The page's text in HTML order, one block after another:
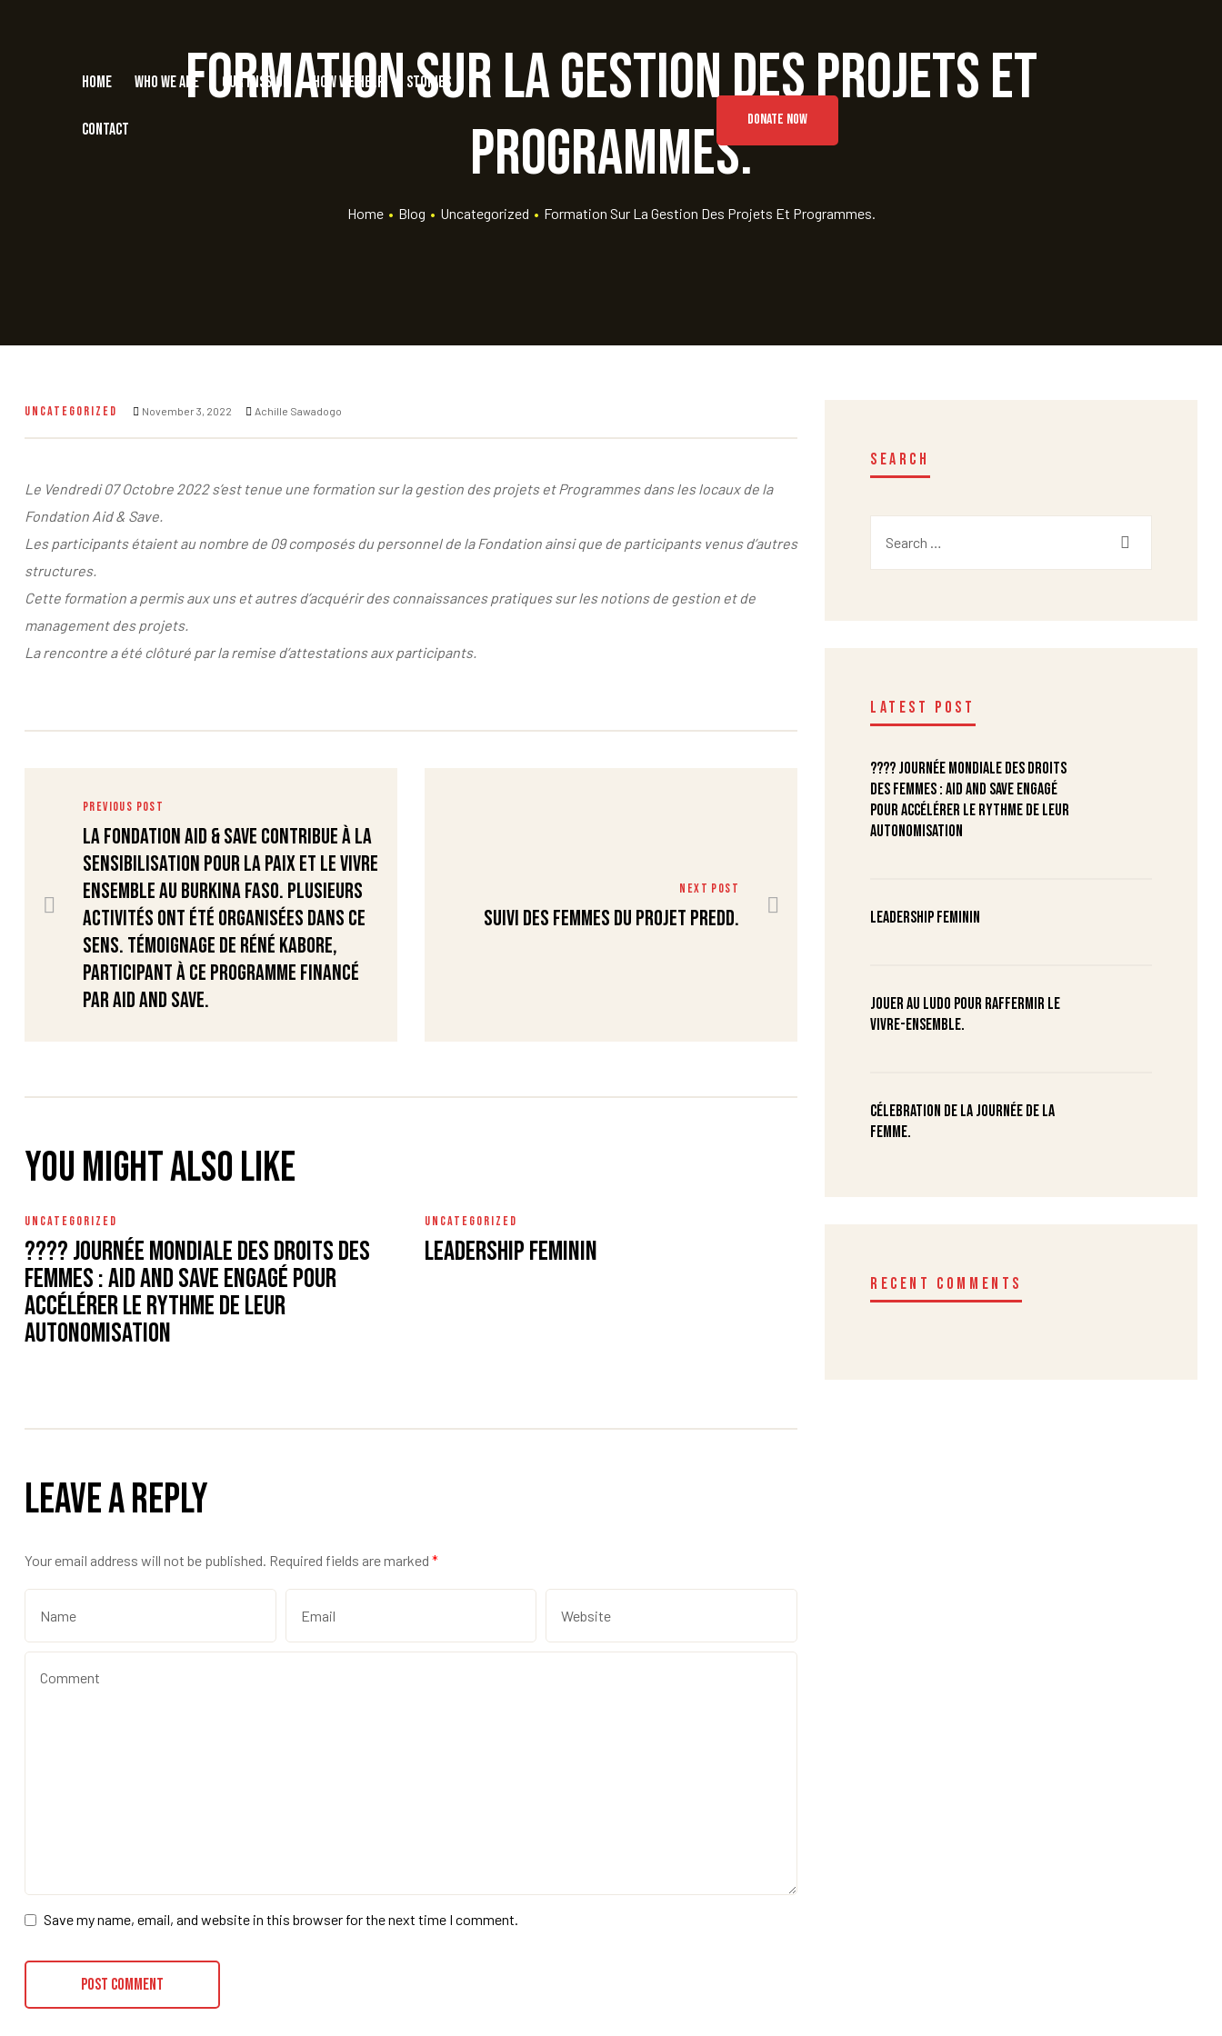
Home Who we are Our Mission How we help Stories
Contact
DONATE NOW
Formation sur la gestion des projets et
programmes.
Home • Blog • Uncategorized • Formation Sur La Gestion Des Projets Et Programmes.
UNCATEGORIZED November 3, 2022 Achille Sawadogo
Le Vendredi 07 Octobre 2022 s’est tenue une formation sur la gestion des projets et Programmes dans les locaux de la
Fondation Aid & Save.
Les participants étaient au nombre de 09 composés du personnel de la Fondation ainsi que de participants venus d’autres
structures.
Cette formation a permis aux uns et autres d’acquérir des connaissances pratiques sur les notions de gestion et de
management des projets.
La rencontre a été clôturé par la remise d’attestations aux participants.
PREVIOUS POST
La Fondation Aid & Save contribue à la
sensibilisation pour la paix et le vivre
ensemble au Burkina Faso. Plusieurs
activités ont été organisées dans ce
sens. Témoignage de Réné KABORE,
participant à ce programme financé
par Aid and Save.
NEXT POST
SUIVI DES FEMMES DU PROJET PReDD.
You might also like
UNCATEGORIZED
???? Journée mondiale des droits des
femmes : Aid and Save engagé pour
accélérer le rythme de leur
autonomisation
UNCATEGORIZED
Leadership Feminin
Leave a Reply
Your email address will not be published. Required fields are marked *
Save my name, email, and website in this browser for the next time I comment.
SEARCH
LATEST POST
???? Journée mondiale des droits
des femmes : Aid and Save engagé
pour accélérer le rythme de leur
autonomisation
Leadership Feminin
Jouer au ludo pour raffermir le
vivre-ensemble.
Célebration de la journée de la
femme.
RECENT COMMENTS